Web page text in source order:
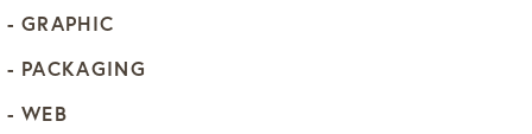
GRAPHIC
PACKAGING
WEB